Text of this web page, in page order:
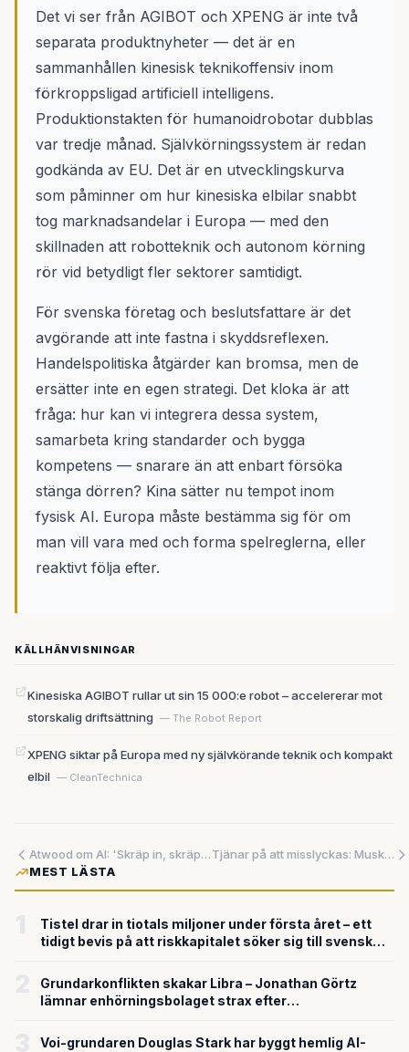
Det vi ser från AGIBOT och XPENG är inte två
separata produktnyheter — det är en
sammanhållen kinesisk teknikoffensiv inom
förkroppsligad artificiell intelligens.
Produktionstakten för humanoidrobotar dubblas
var tredje månad. Självkörningssystem är redan
godkända av EU. Det är en utvecklingskurva
som påminner om hur kinesiska elbilar snabbt
tog marknadsandelar i Europa — med den
skillnaden att robotteknik och autonom körning
rör vid betydligt fler sektorer samtidigt.
För svenska företag och beslutsfattare är det
avgörande att inte fastna i skyddsreflexen.
Handelspolitiska åtgärder kan bromsa, men de
ersätter inte en egen strategi. Det kloka är att
fråga: hur kan vi integrera dessa system,
samarbeta kring standarder och bygga
kompetens — snarare än att enbart försöka
stänga dörren? Kina sätter nu tempot inom
fysisk AI. Europa måste bestämma sig för om
man vill vara med och forma spelreglerna, eller
reaktivt följa efter.
KÄLLHÄNVISNINGAR
Kinesiska AGIBOT rullar ut sin 15 000:e robot – accelererar mot
storskalig driftsättning — The Robot Report
XPENG siktar på Europa med ny självkörande teknik och kompakt
elbil — CleanTechnica
Atwood om AI: 'Skräp in, skräp ut' – och upphovsrättsstriden om vems verk som tränat modellerna hettar till
Tjänar på att misslyckas: Musks rymdplan gynnar SpaceX oavsett utfall
MEST LÄSTA
Tistel drar in tiotals miljoner under första året – ett
tidigt bevis på att riskkapitalet söker sig till svensk
Grundarkonflikten skakar Libra – Jonathan Görtz
lämnar enhörningsbolaget strax efter
Voi-grundaren Douglas Stark har byggt hemlig AI-